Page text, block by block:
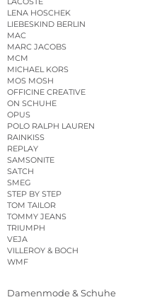
LENA HOSCHEK
LIEBESKIND BERLIN
MAC
MARC JACOBS
MCM
MICHAEL KORS
MOS MOSH
OFFICINE CREATIVE
ON SCHUHE
OPUS
POLO RALPH LAUREN
RAINKISS
REPLAY
SAMSONITE
SATCH
SMEG
STEP BY STEP
TOM TAILOR
TOMMY JEANS
TRIUMPH
VEJA
VILLEROY & BOCH
WMF
Damenmode & Schuhe